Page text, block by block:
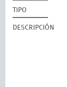
TIPO
DESCRIPCIÓN